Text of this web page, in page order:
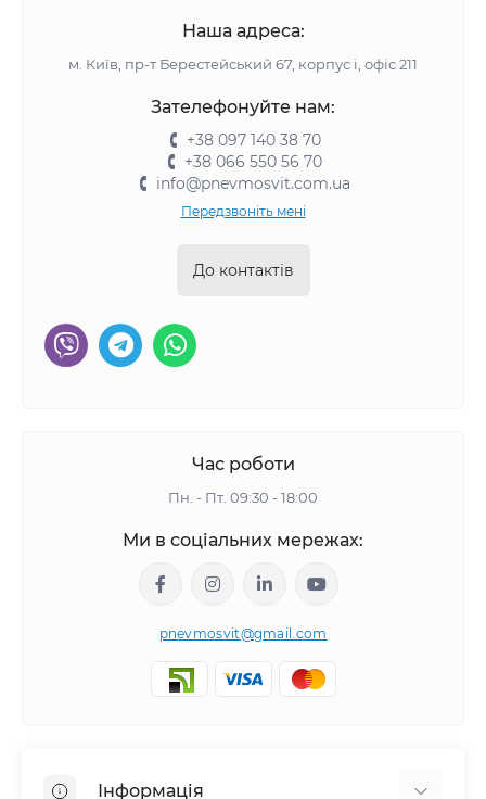
Наша адреса:
м. Київ, пр-т Берестейський 67, корпус і, офіс 211
Зателефонуйте нам:
+38 097 140 38 70
+38 066 550 56 70
info@pnevmosvit.com.ua
Передзвоніть мені
До контактів
Час роботи
Пн. - Пт. 09:30 - 18:00
Ми в соціальних мережах:
pnevmosvit@gmail.com
Інформація